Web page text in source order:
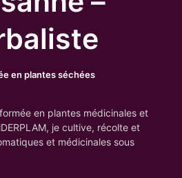
en plantes séchées
en plantes médicinales et
je cultive, récolte et
et médicinales sous